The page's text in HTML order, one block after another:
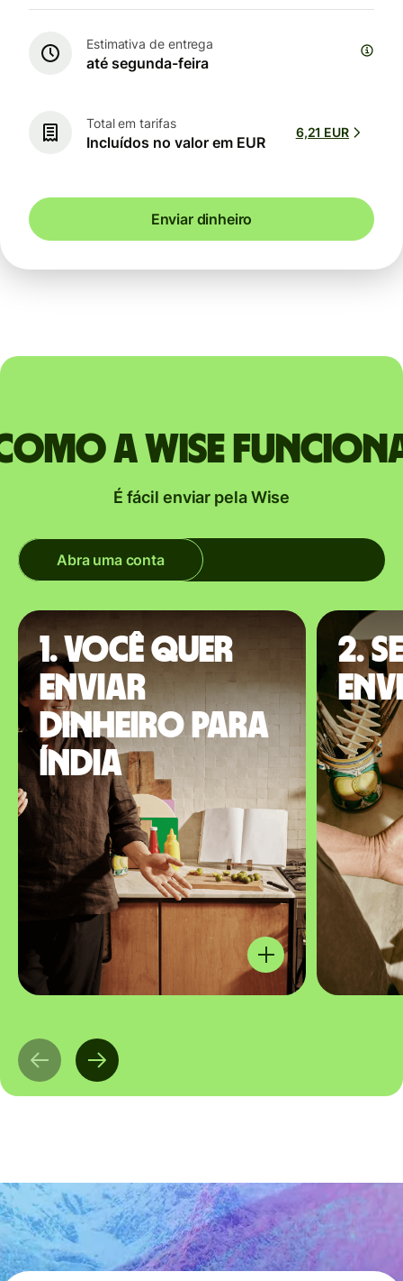
Estimativa de entrega
até segunda-feira
Total em tarifas
Incluídos no valor em EUR
6,21 EUR
Enviar dinheiro
a Wise
É fácil enviar pela Wise
Abra uma conta
1. Você quer
enviar
dinheiro para
Índia
2.